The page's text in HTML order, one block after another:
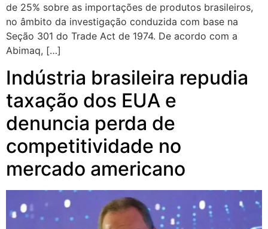
de 25% sobre as importações de produtos brasileiros,
no âmbito da investigação conduzida com base na
Seção 301 do Trade Act de 1974. De acordo com a
Abimaq, […]
Indústria brasileira repudia
taxação dos EUA e
denuncia perda de
competitividade no
mercado americano